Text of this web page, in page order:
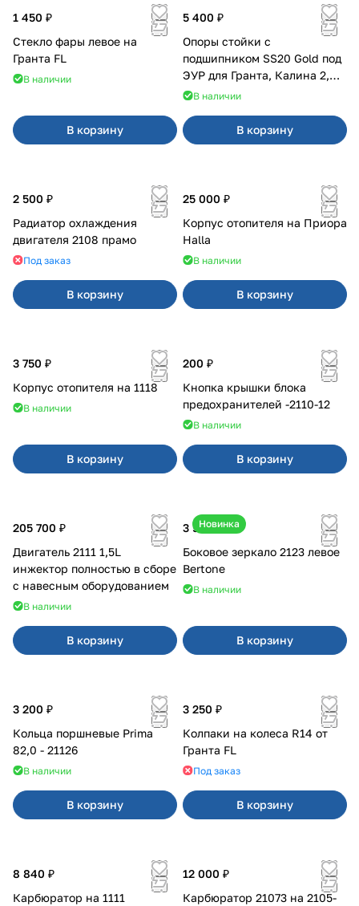
1 450 ₽
Стекло фары левое на
Гранта FL
В наличии
В корзину
5 400 ₽
Опоры стойки с
подшипником SS20 Gold под
ЭУР для Гранта, Калина 2,
Datsun
В наличии
В корзину
2 500 ₽
Радиатор охлаждения
двигателя 2108 прамо
Под заказ
В корзину
25 000 ₽
Корпус отопителя на Приора
Halla
В наличии
В корзину
3 750 ₽
Корпус отопителя на 1118
В наличии
В корзину
200 ₽
Кнопка крышки блока
предохранителей -2110-12
В наличии
В корзину
205 700 ₽
Двигатель 2111 1,5L
инжектор полностью в сборе
с навесным оборудованием
В наличии
В корзину
Новинка
3 500 ₽
Боковое зеркало 2123 левое
Bertone
В наличии
В корзину
3 200 ₽
Кольца поршневые Prima
82,0 - 21126
В наличии
В корзину
3 250 ₽
Колпаки на колеса R14 от
Гранта FL
Под заказ
В корзину
8 840 ₽
Карбюратор на 1111
12 000 ₽
Карбюратор 21073 на 2105-